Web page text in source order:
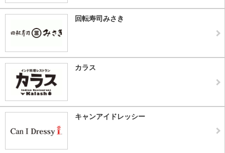
回転寿司みさき
カラス
キャンアイドレッシー